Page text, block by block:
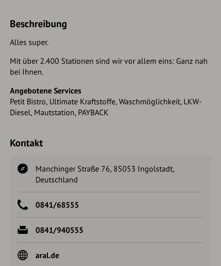
Beschreibung
Alles super.
Mit über 2.400 Stationen sind wir vor allem eins: Ganz nah
bei Ihnen.
Angebotene Services
Petit Bistro, Ultimate Kraftstoffe, Waschmöglichkeit, LKW-
Diesel, Mautstation, PAYBACK
Kontakt
Manchinger Straße 76, 85053 Ingolstadt,
Deutschland
0841/68555
0841/940555
aral.de